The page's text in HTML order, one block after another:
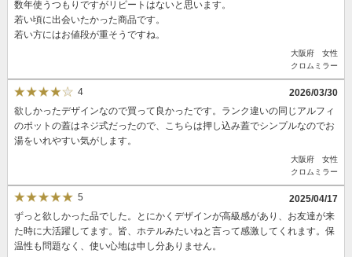
数年使うつもりですがリピートはないと思います。
若い頃に出会いたかった商品です。
若い方にはお値段が重そうですね。
大阪府 女性
クロムミラー
4
2026/03/30
欲しかったデザインなので買って良かったです。ランク違いの同じアルフィ
のポットの蓋はネジ式だったので、こちらは押し込み蓋でシンプルなのでお
湯をいれやすい気がします。
大阪府 女性
クロムミラー
5
2025/04/17
ずっと欲しかった品でした。とにかくデザインが高級感があり、お友達が来
た時に大活躍してます。皆、ホテルみたいねと言って感激してくれます。保
温性も問題なく、使い心地は申し分ありません。